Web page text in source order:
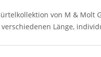
von M & Molt
Länge,